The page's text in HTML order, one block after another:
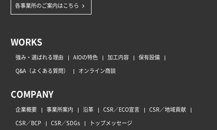
各事業所のご案内はこちら
WORKS
強み・選ばれる理由 AIOの特色 加工内容
保有設備
Q&A（よくある質問）
オンライン商談
COMPANY
企業概要 事業所案内 沿革 CSR／ECO宣言
CSR／地域貢献
CSR／BCP
CSR／SDGs トップメッセージ